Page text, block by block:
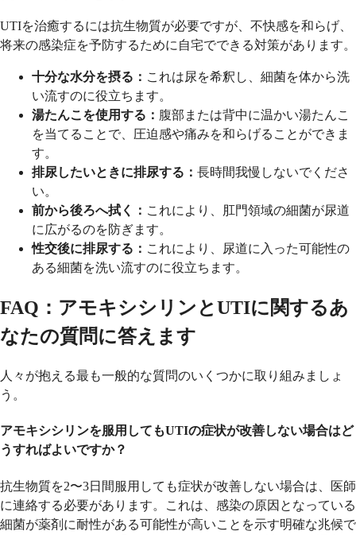
UTIを治癒するには抗生物質が必要ですが、不快感を和らげ、
将来の感染症を予防するために自宅でできる対策があります。
十分な水分を摂る： これは尿を希釈し、細菌を体から洗
い流すのに役立ちます。
湯たんこを使用する： 腹部または背中に温かい湯たんこ
を当てることで、圧迫感や痛みを和らげることができま
す。
排尿したいときに排尿する： 長時間我慢しないでくださ
い。
前から後ろへ拭く： これにより、肛門領域の細菌が尿道
に広がるのを防ぎます。
性交後に排尿する： これにより、尿道に入った可能性の
ある細菌を洗い流すのに役立ちます。
FAQ：アモキシシリンとUTIに関するあ
なたの質問に答えます
人々が抱える最も一般的な質問のいくつかに取り組みましょ
う。
アモキシシリンを服用してもUTIの症状が改善しない場合はど
うすればよいですか？
抗生物質を2〜3日間服用しても症状が改善しない場合は、医師
に連絡する必要があります。これは、感染の原因となっている
細菌が薬剤に耐性がある可能性が高いことを示す明確な兆候で